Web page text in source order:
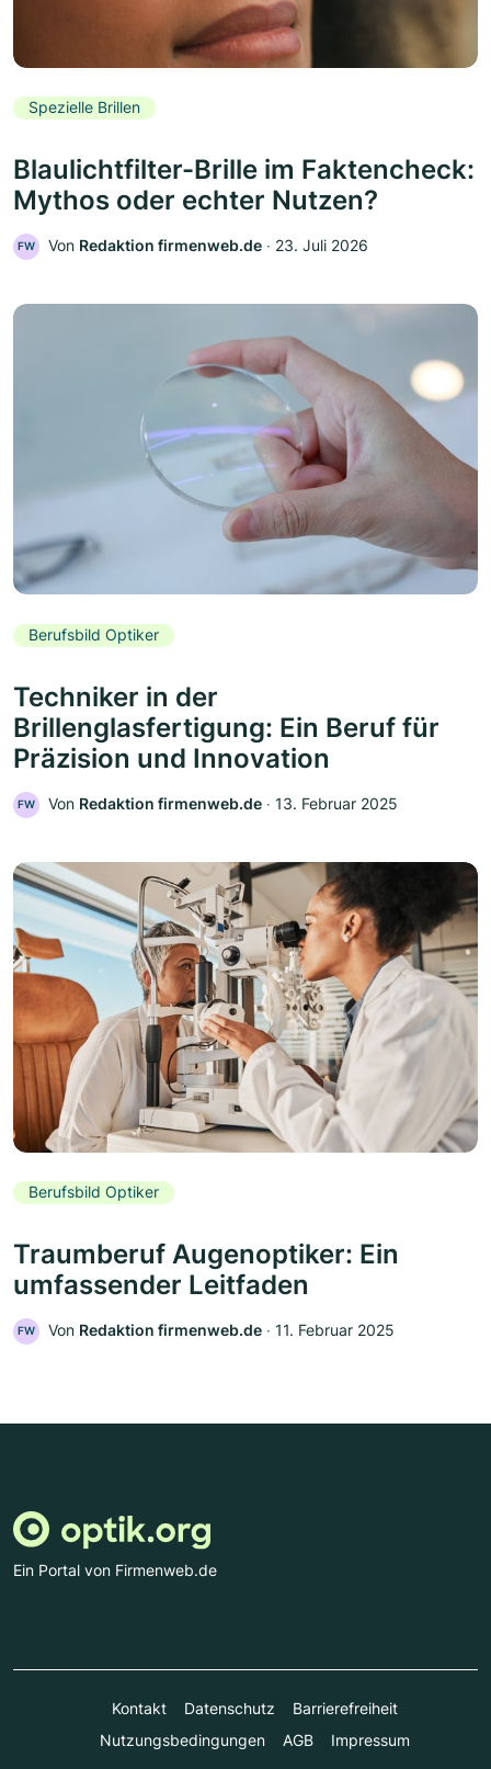
Spezielle Brillen
Blaulichtfilter-Brille im Faktencheck:
Mythos oder echter Nutzen?
FW Von Redaktion firmenweb.de ‧ 23. Juli 2026
Berufsbild Optiker
Techniker in der
Brillenglasfertigung: Ein Beruf für
Präzision und Innovation
FW Von Redaktion firmenweb.de ‧ 13. Februar 2025
Berufsbild Optiker
Traumberuf Augenoptiker: Ein
umfassender Leitfaden
FW Von Redaktion firmenweb.de ‧ 11. Februar 2025
Ein Portal von Firmenweb.de
Kontakt Datenschutz
Barrierefreiheit
Nutzungsbedingungen
AGB Impressum